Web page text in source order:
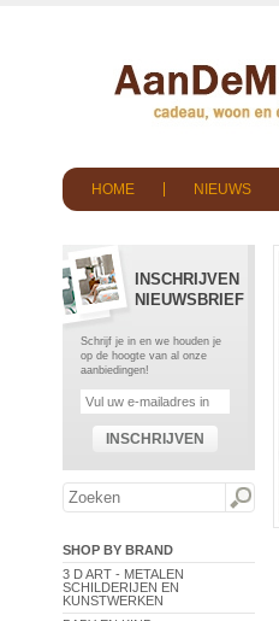
HOME NIEUWS
INSCHRIJVEN
NIEUWSBRIEF
Schrijf je in en we houden je
op de hoogte van al onze
aanbiedingen!
INSCHRIJVEN
SHOP BY BRAND
3 D ART - METALEN
SCHILDERIJEN EN
KUNSTWERKEN